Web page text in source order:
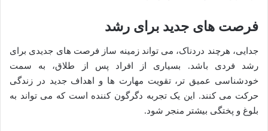
فرصت های جدید برای رشد
جدایی، هرچند دردناک، می تواند زمینه ساز فرصت های جدیدی برای
رشد فردی باشد. بسیاری از افراد پس از طلاق، به سمت
خودشناسی عمیق تر، تقویت مهارت ها و اهداف جدید در زندگی
حرکت می کنند. این یک تجربه دگرگون کننده است که می تواند به
بلوغ و پختگی بیشتر منجر شود.